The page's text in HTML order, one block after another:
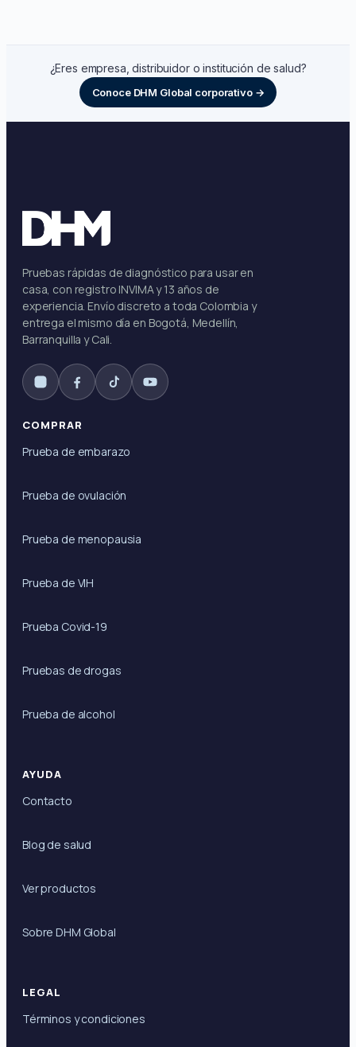
¿Eres empresa, distribuidor o institución de salud?
Conoce DHM Global corporativo →
Pruebas rápidas de diagnóstico para usar en
casa, con registro INVIMA y 13 años de
experiencia. Envío discreto a toda Colombia y
entrega el mismo día en Bogotá, Medellín,
Barranquilla y Cali.
COMPRAR
Prueba de embarazo
Prueba de ovulación
Prueba de menopausia
Prueba de VIH
Prueba Covid-19
Pruebas de drogas
Prueba de alcohol
AYUDA
Contacto
Blog de salud
Ver productos
Sobre DHM Global
LEGAL
Términos y condiciones